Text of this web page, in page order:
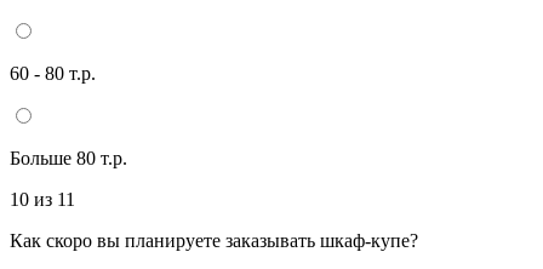
60 - 80 т.р.
Больше 80 т.р.
10 из 11
Как скоро вы планируете заказывать шкаф-купе?